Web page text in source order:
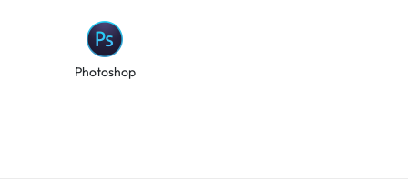
Photoshop